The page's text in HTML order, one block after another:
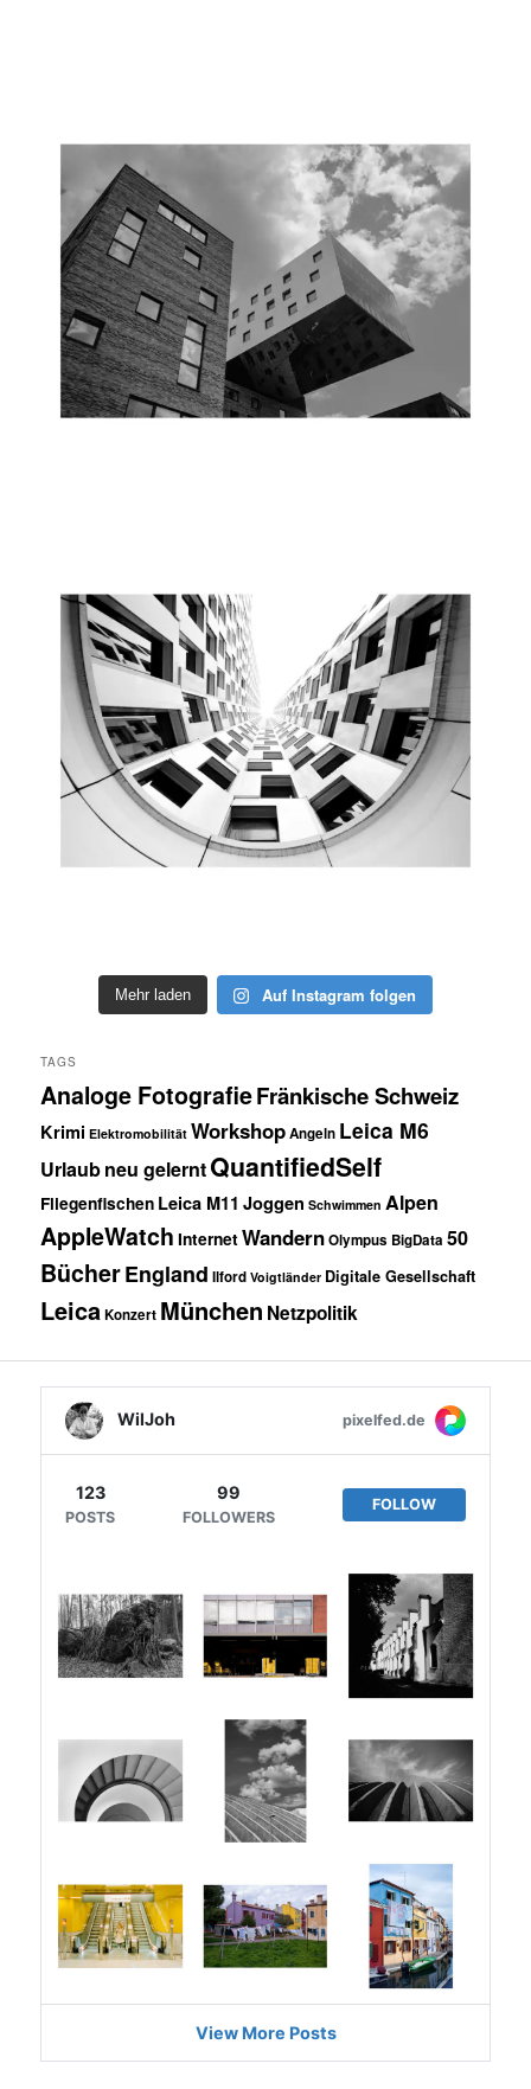
Mehr laden Auf Instagram folgen
TAGS
Analoge FotografieFränkische Schweiz
Krimi Elektromobilität WorkshopAngeln Leica M6
Urlaubneu gelerntQuantifiedSelf
Fliegenfischen Leica M11 Joggen Schwimmen Alpen
AppleWatch InternetWandernOlympus BigData 50
BücherEngland Ilford Voigtländer Digitale Gesellschaft
LeicaKonzert München Netzpolitik